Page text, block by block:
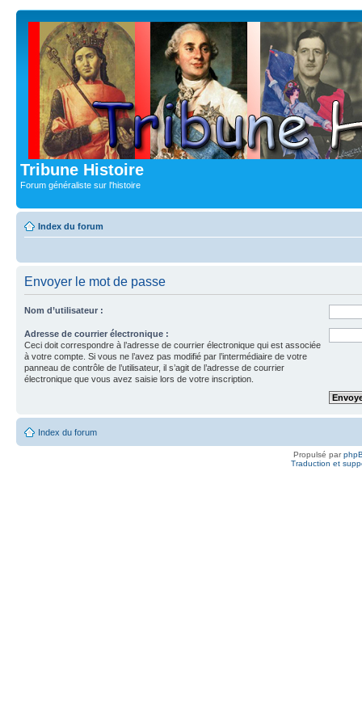
Tribune Histoire
Forum généraliste sur l'histoire
Index du forum
Envoyer le mot de passe
Nom d’utilisateur :
Adresse de courrier électronique :
Ceci doit correspondre à l’adresse de courrier électronique qui est associée
à votre compte. Si vous ne l’avez pas modifié par l’intermédiaire de votre
panneau de contrôle de l’utilisateur, il s’agit de l’adresse de courrier
électronique que vous avez saisie lors de votre inscription.
Index du forum
Propulsé par
Traduction et